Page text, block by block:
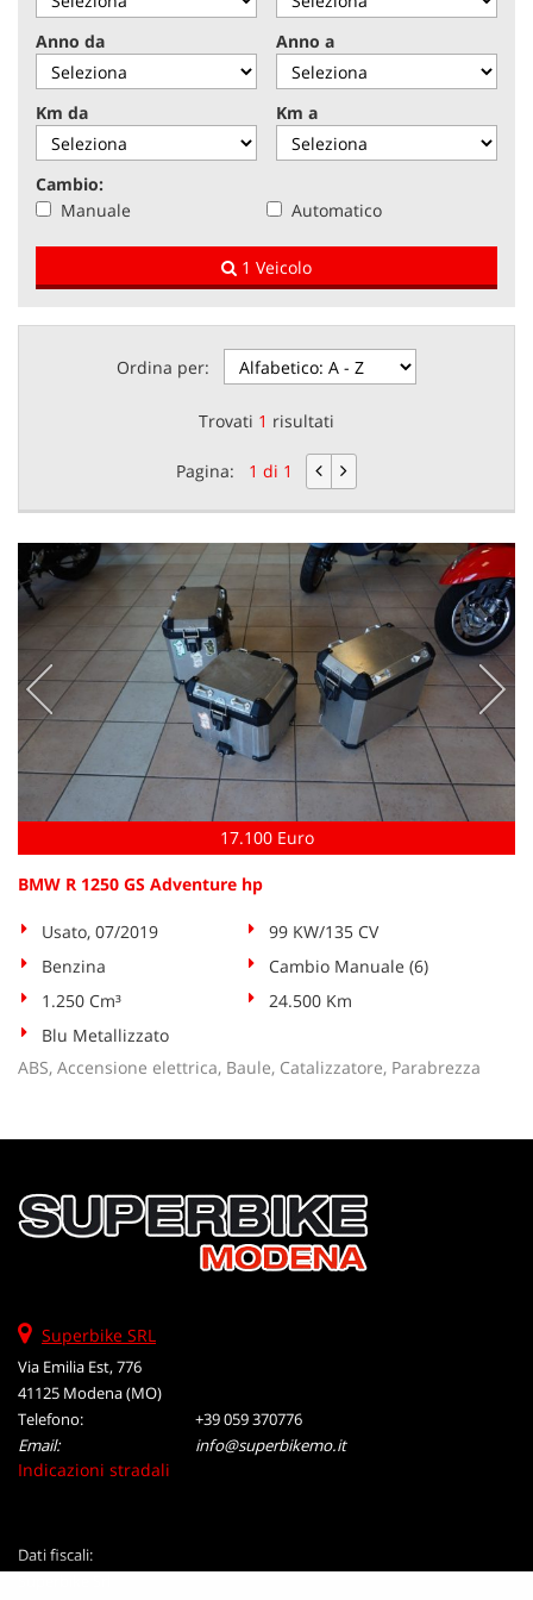
NEWS
AREA COMMERCIANTI
Anno da Anno a
Km da Km a
Cambio:
Manuale
Automatico
1 Veicolo
Ordina per:
Trovati 1 risultati
Pagina: 1 di 1
17.100 Euro
BMW R 1250 GS Adventure hp
Usato, 07/2019
99 KW/135 CV
Benzina
Cambio Manuale (6)
1.250 Cm³
24.500 Km
Blu Metallizzato
ABS, Accensione elettrica, Baule, Catalizzatore, Parabrezza
Superbike SRL
Via Emilia Est, 776
41125 Modena (MO)
Telefono:
+39 059 370776
Email:
info@superbikemo.it
Indicazioni stradali
Dati fiscali:
tracciamento
che
adottiamo
per
offrire
le
funzionalità
e
svolgere
le
attività
seguito
funzionamento
questi
strumenti
di
tracciamento
rimanda
alla
cookie
policy.
Puoi
rivedere
e
tue
in
qualsiasi
Cookie delle preferenze
Cookie analitici
Cookie di marketing
policy